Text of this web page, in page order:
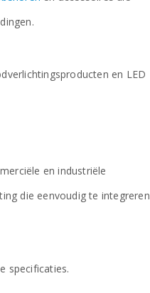
en LED
en industriële
die eenvoudig te integreren
specificaties.